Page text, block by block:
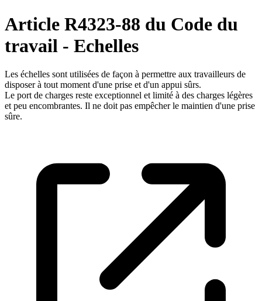
Article R4323-88 du Code du
travail - Echelles
Les échelles sont utilisées de façon à permettre aux travailleurs de
disposer à tout moment d'une prise et d'un appui sûrs.
Le port de charges reste exceptionnel et limité à des charges légères
et peu encombrantes. Il ne doit pas empêcher le maintien d'une prise
sûre.